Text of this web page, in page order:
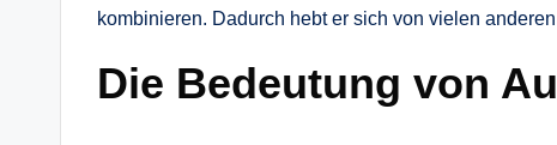
kombinieren. Dadurch hebt er sich von vielen
Die Bedeutung von